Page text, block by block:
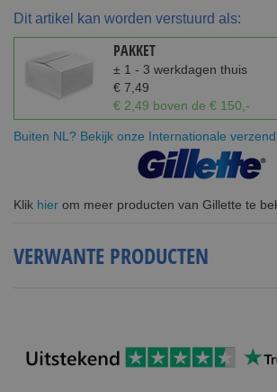
Dit artikel kan worden verstuurd als:
PAKKET
± 1 - 3 werkdagen thuis
€ 7,49
€ 2,49 boven de € 150,-
Buiten NL? Bekijk onze Internationale
Klik hier om meer producten van Gillette te
VERWANTE PRODUCTEN